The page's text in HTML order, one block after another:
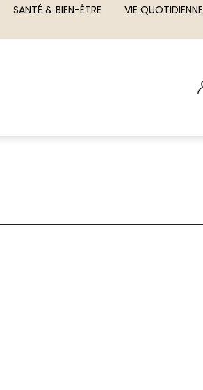
SANTÉ & BIEN-ÊTRE
VIE QUOTIDIENNE